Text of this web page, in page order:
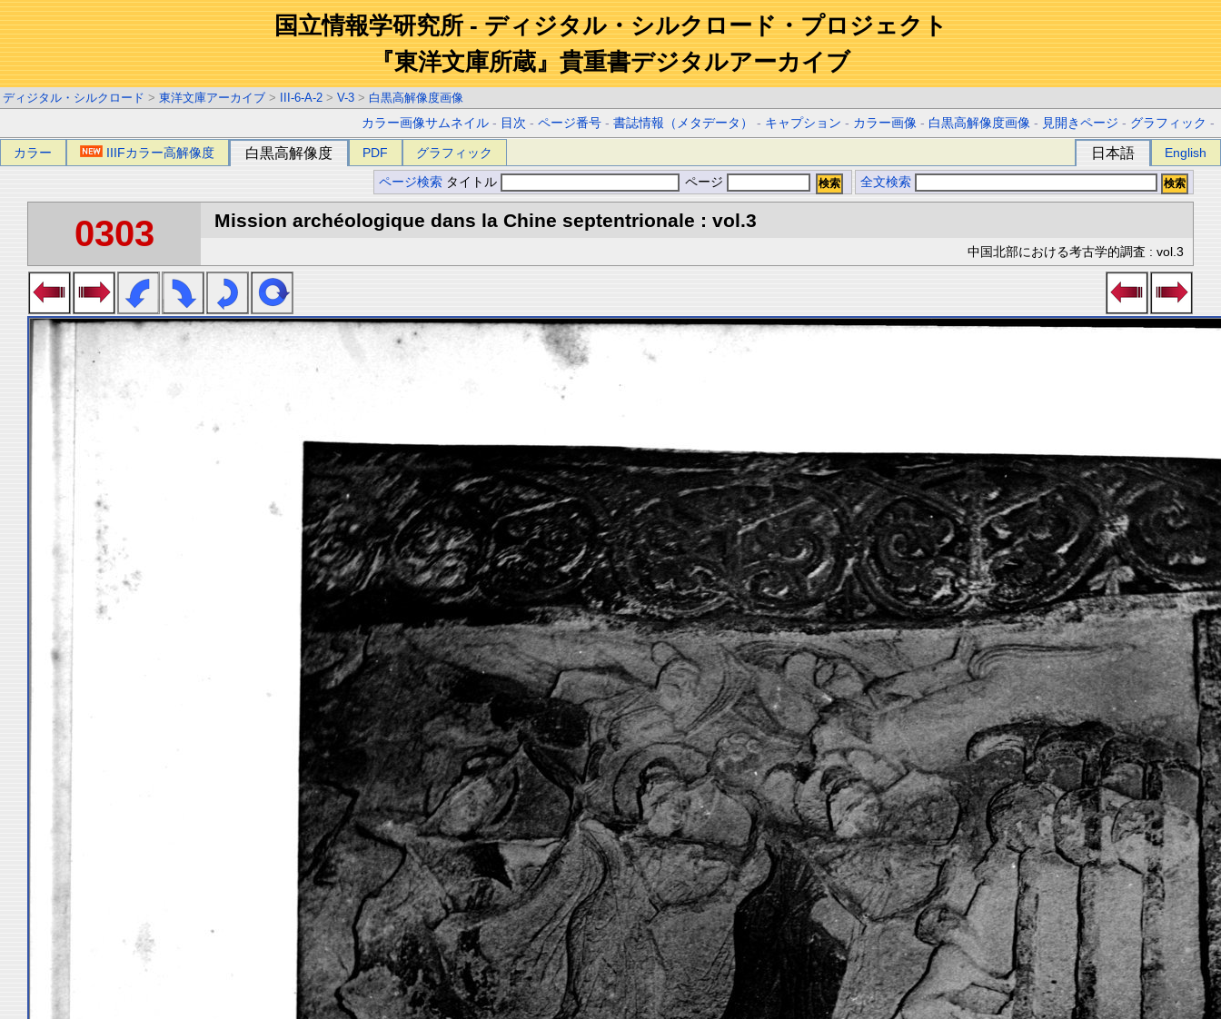
国立情報学研究所 - ディジタル・シルクロード・プロジェクト
『東洋文庫所蔵』貴重書デジタルアーカイブ
ディジタル・シルクロード > 東洋文庫アーカイブ > III-6-A-2 > V-3 > 白黒高解像度画像
カラー画像サムネイル - 目次 -ページ番号 -書誌情報（メタデータ） - キャプション - カラー画像 - 白黒高解像度画像 - 見開きページ - グラフィック -
カラー IIIFカラー高解像度 白黒高解像度 PDF グラフィック 日本語 English
ページ検索 タイトル ページ 全文検索
0303 Mission archéologique dans la Chine septentrionale : vol.3
中国北部における考古学的調査 : vol.3